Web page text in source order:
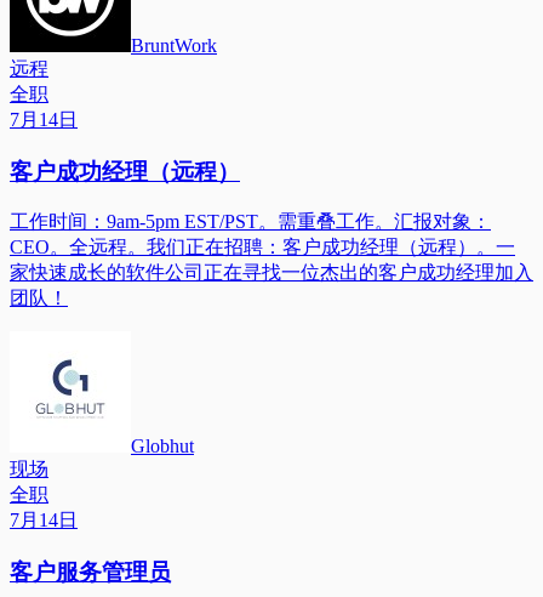
BruntWork
远程
全职
7月14日
客户成功经理（远程）
工作时间：9am-5pm EST/PST。需重叠工作。汇报对象：
CEO。全远程。我们正在招聘：客户成功经理（远程）。一
家快速成长的软件公司正在寻找一位杰出的客户成功经理加入
团队！
Globhut
现场
全职
7月14日
客户服务管理员